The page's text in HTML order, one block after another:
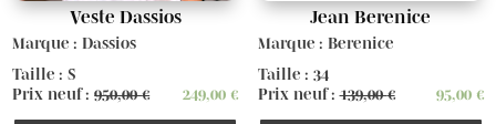
Veste Dassios
Marque : Dassios
Taille : S
Prix neuf :950,00€ 249,00€
Jean Berenice
Marque : Berenice
Taille : 34
Prix neuf :139,00€ 95,00 €